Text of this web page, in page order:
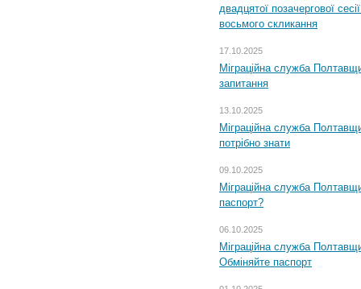
двадцятої позачергової
восьмого скликання
17.10.2025
Міграційна служба
запитання
13.10.2025
Міграційна служба
потрібно знати
09.10.2025
Міграційна служба
паспорт?
06.10.2025
Міграційна служба
Обміняйте паспорт